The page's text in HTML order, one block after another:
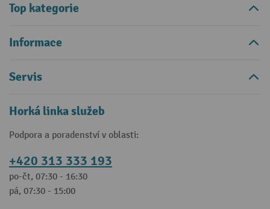
Top kategorie
Informace
Servis
Horká linka služeb
Podpora a poradenství v oblasti:
+420 313 333 193
po-čt, 07:30 - 16:30
pá, 07:30 - 15:00